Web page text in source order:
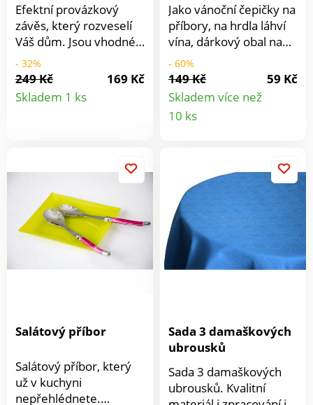
Efektní provázkový
závěs, který rozveselí
Váš dům. Jsou vhodné
do jakékoliv místnosti.
My jsme pro Vás vybrali
paletu svěžích odstínů,
které Vás naladí
tyče. Perte v ruce nebo
v pračce v prací síťce a
na program jemné
prádlo.
- 32%
249 Kč
169 Kč
Skladem 1 ks
Detail
Jako vánoční čepičky na
příbory, na hrdla láhví
vína, dárkový obal na
drobné dárky...
Všestranné použití.
Originální + kreativní.
Sada 6 ks.
- 60%
149 Kč
59 Kč
Skladem více než
10 ks
Salátový příbor
Salátový příbor, který
už v kuchyni
nepřehlédnete.
Sada 3 damaškových
ubrousků
Sada 3 damaškových
ubrousků. Kvalitní